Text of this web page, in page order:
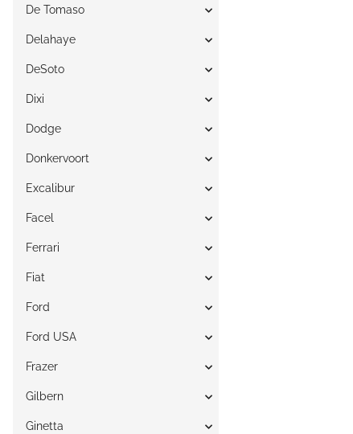
De Tomaso
Delahaye
DeSoto
Dixi
Dodge
Donkervoort
Excalibur
Facel
Ferrari
Fiat
Ford
Ford USA
Frazer
Gilbern
Ginetta